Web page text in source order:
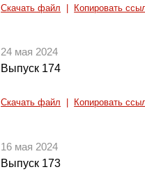
Скачать файл Копировать
24 мая 2024
Выпуск 174
Скачать файл Копировать
16 мая 2024
Выпуск 173